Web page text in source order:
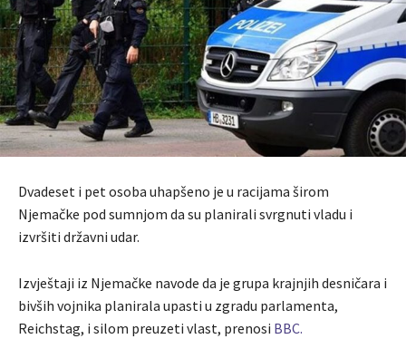
Dvadeset i pet osoba uhapšeno je u racijama širom
Njemačke pod sumnjom da su planirali svrgnuti vladu i
izvršiti državni udar.
Izvještaji iz Njemačke navode da je grupa krajnjih desničara i
bivših vojnika planirala upasti u zgradu parlamenta,
Reichstag, i silom preuzeti vlast, prenosi BBC.